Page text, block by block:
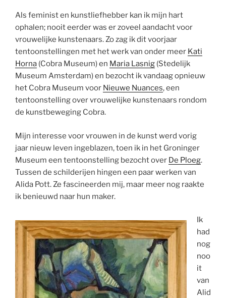
Als feminist en kunstliefhebber kan ik mijn hart
ophalen; nooit eerder was er zoveel aandacht voor
vrouwelijke kunstenaars. Zo zag ik dit voorjaar
tentoonstellingen met het werk van onder meer Kati
Horna (Cobra Museum) en Maria Lasnig (Stedelijk
Museum Amsterdam) en bezocht ik vandaag opnieuw
het Cobra Museum voor Nieuwe Nuances, een
tentoonstelling over vrouwelijke kunstenaars rondom
de kunstbeweging Cobra.
Mijn interesse voor vrouwen in de kunst werd vorig
jaar nieuw leven ingeblazen, toen ik in het Groninger
Museum een tentoonstelling bezocht over De Ploeg.
Tussen de schilderijen hingen een paar werken van
Alida Pott. Ze fascineerden mij, maar meer nog raakte
ik benieuwd naar hun maker.
Ik
had
nog
noo
it
van
Alid